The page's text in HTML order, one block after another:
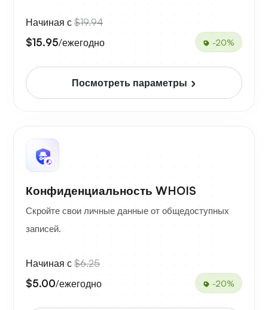
Начиная с $19.94
$15.95/ежегодно -20%
Посмотреть параметры
Конфиденциальность WHOIS
Скройте свои личные данные от общедоступных
записей.
Начиная с $6.25
$5.00/ежегодно -20%